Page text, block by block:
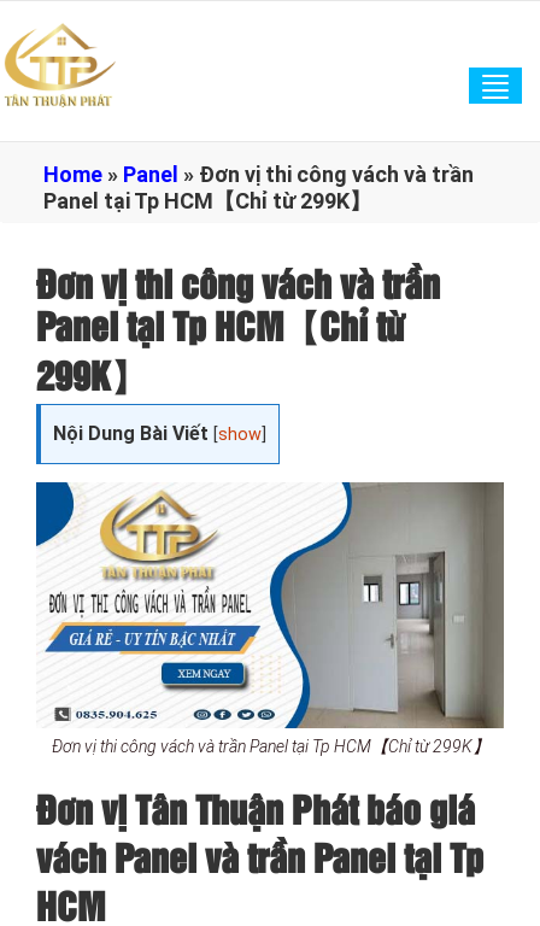
Home » Panel » Đơn vị thi công vách và trần
Panel tại Tp HCM【Chỉ từ 299K】
Đơn vị thi công vách và trần
Panel tại Tp HCM【Chỉ từ
299K】
Nội Dung Bài Viết [show
Đơn vị thi công vách và trần Panel tại Tp HCM【Chỉ từ 299K】
Đơn vị Tân Thuận Phát báo giá
vách Panel và trần Panel tại Tp
HCM